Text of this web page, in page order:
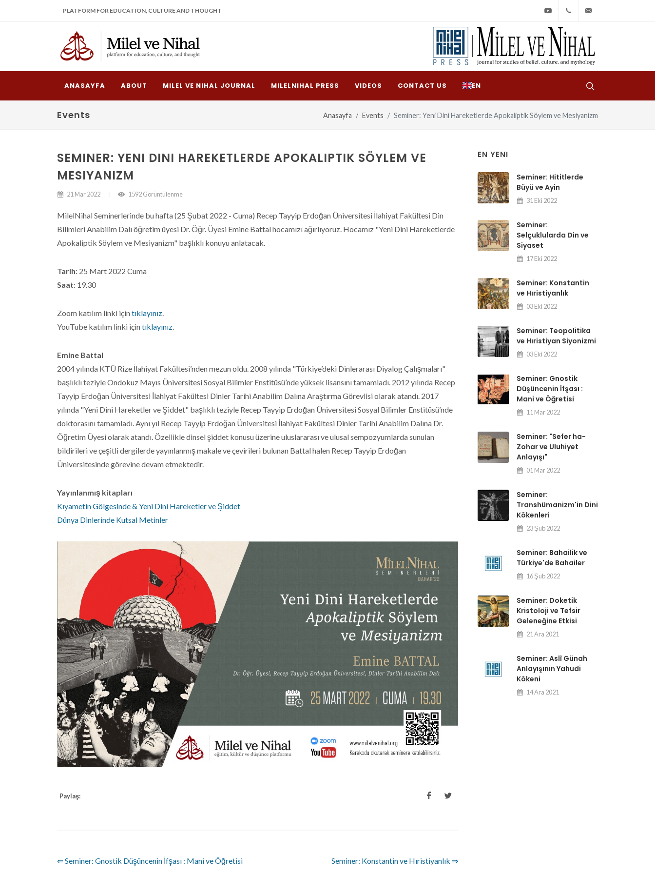
PLATFORM FOR EDUCATION, CULTURE AND THOUGHT Youtube +90
533
ANASAYFA ABOUT MILEL VE NIHAL JOURNAL MILELNIHAL PRESS VIDEOS CONTACT US EN
Events Anasayfa Events Seminer: Yeni Dini Hareketlerde Apokaliptik Söylem ve Mesiyanizm
SEMINER: YENI DINI HAREKETLERDE APOKALIPTIK SÖYLEM VE
MESIYANIZM
21 Mar 2022 1592 Görüntülenme
MilelNihal Seminerlerinde bu hafta (25 Şubat 2022 - Cuma) Recep Tayyip Erdoğan Üniversitesi İlahiyat Fakültesi Din
Bilimleri Anabilim Dalı öğretim üyesi Dr. Öğr. Üyesi Emine Battal hocamızı ağırlıyoruz. Hocamız "Yeni Dini Hareketlerde
Apokaliptik Söylem ve Mesiyanizm" başlıklı konuyu anlatacak.
Tarih: 25 Mart 2022 Cuma
Saat: 19.30
Zoom katılım linki içintıklayınız.
YouTube katılım linki içintıklayınız.
Emine Battal
2004 yılında KTÜ Rize İlahiyat Fakültesi’nden mezun oldu. 2008 yılında "Türkiye’deki Dinlerarası Diyalog Çalışmaları"
başlıklı teziyle Ondokuz Mayıs Üniversitesi Sosyal Bilimler Enstitüsü’nde yüksek lisansını tamamladı. 2012 yılında Recep
Tayyip Erdoğan Üniversitesi İlahiyat Fakültesi Dinler Tarihi Anabilim Dalına Araştırma Görevlisi olarak atandı. 2017
yılında "Yeni Dini Hareketler ve Şiddet" başlıklı teziyle Recep Tayyip Erdoğan Üniversitesi Sosyal Bilimler Enstitüsü’nde
doktorasını tamamladı. Aynı yıl Recep Tayyip Erdoğan Üniversitesi İlahiyat Fakültesi Dinler Tarihi Anabilim Dalına Dr.
Öğretim Üyesi olarak atandı. Özellikle dinsel şiddet konusu üzerine uluslararası ve ulusal sempozyumlarda sunulan
bildirileri ve çeşitli dergilerde yayınlanmış makale ve çevirileri bulunan Battal halen Recep Tayyip Erdoğan
Üniversitesinde görevine devam etmektedir.
Yayınlanmış kitapları
Kıyametin Gölgesinde & Yeni Dini Hareketler ve Şiddet
Dünya Dinlerinde Kutsal Metinler
Paylaş:
⇐ Seminer: Gnostik Düşüncenin İfşası : Mani ve Öğretisi Seminer: Konstantin ve Hıristiyanlık ⇒
EN YENI
Seminer: Hititlerde
Büyü ve Ayin
31 Eki 2022
Seminer:
Selçuklularda Din ve
Siyaset
17 Eki 2022
Seminer: Konstantin
ve Hıristiyanlık
03 Eki 2022
Seminer: Teopolitika
ve Hıristiyan Siyonizmi
03 Eki 2022
Seminer: Gnostik
Düşüncenin İfşası :
Mani ve Öğretisi
11 Mar 2022
Seminer: "Sefer ha-
Zohar ve Uluhiyet
Anlayışı"
01 Mar 2022
Seminer:
Transhümanizm'in Dini
Kökenleri
23 Şub 2022
Seminer: Bahailik ve
Türkiye'de Bahailer
16 Şub 2022
Seminer: Doketik
Kristoloji ve Tefsir
Geleneğine Etkisi
21 Ara 2021
Seminer: Aslî Günah
Anlayışının Yahudi
Kökeni
14 Ara 2021